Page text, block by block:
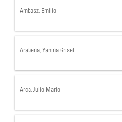
Ambasz, Emilio
Arabena, Yanina Grisel
Arca, Julio Mario